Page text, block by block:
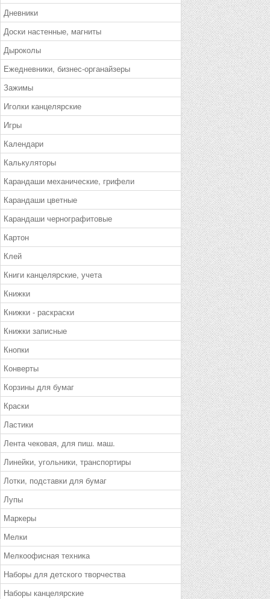
Дневники
Доски настенные, магниты
Дыроколы
Ежедневники, бизнес-органайзеры
Зажимы
Иголки канцелярские
Игры
Календари
Калькуляторы
Карандаши механические, грифели
Карандаши цветные
Карандаши чернографитовые
Картон
Клей
Книги канцелярские, учета
Книжки
Книжки - раскраски
Книжки записные
Кнопки
Конверты
Корзины для бумаг
Краски
Ластики
Лента чековая, для пиш. маш.
Линейки, угольники, транспортиры
Лотки, подставки для бумаг
Лупы
Маркеры
Мелки
Мелкоофисная техника
Наборы для детского творчества
Наборы канцелярские